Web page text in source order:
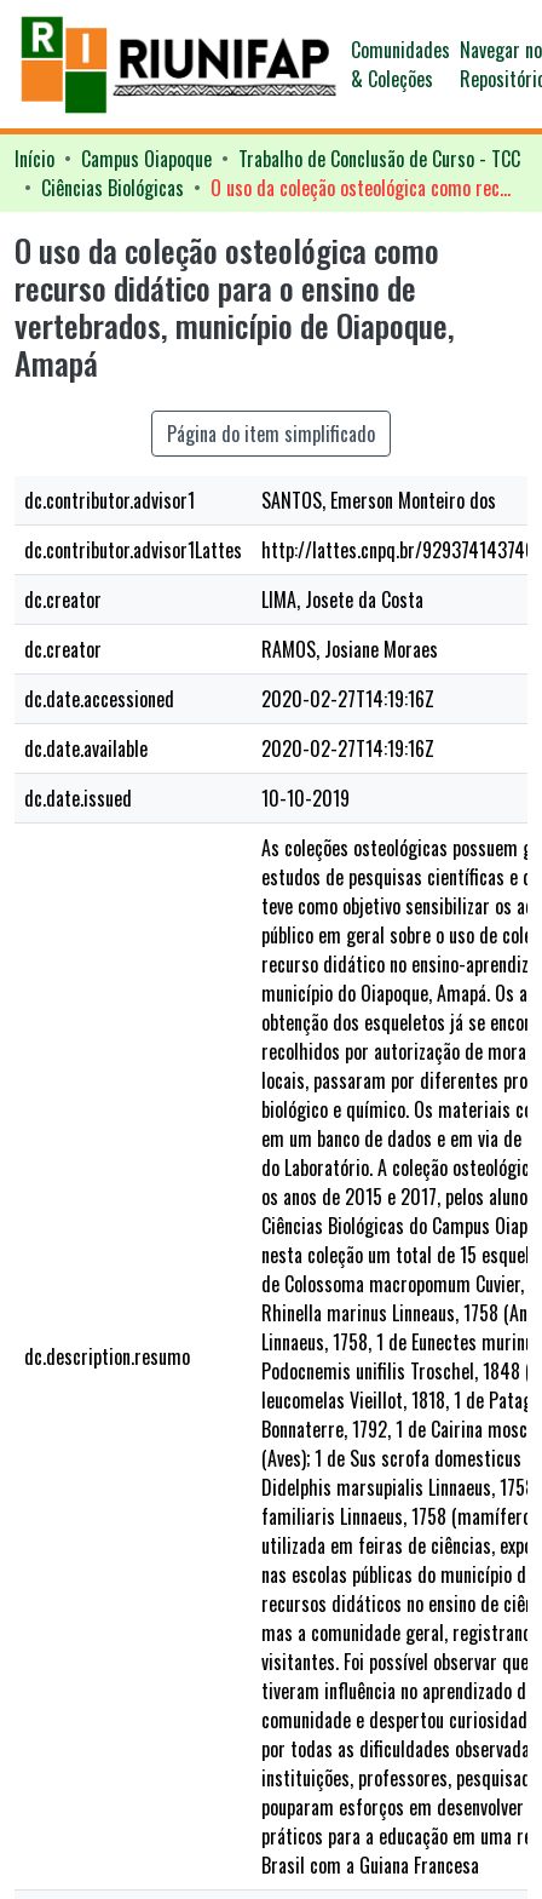
Comunidades
& Coleções
Navegar no
Início Campus Oiapoque
Trabalho de Conclusão de Curso - TCC
Ciências Biológicas
O uso da coleção osteológica como recurso didático para o ensino de vertebrados, município de Oiapoque, Amapá
O uso da coleção osteológica como
recurso didático para o ensino de
vertebrados, município de Oiapoque,
Amapá
Página do item simplificado
dc.contributor.advisor1
SANTOS, Emerson Monteiro dos
dc.contributor.advisor1Lattes
http://lattes.cnpq.br/
dc.creator
LIMA, Josete da Costa
dc.creator
RAMOS, Josiane Moraes
dc.date.accessioned
2020-02-27T14:19:16Z
dc.date.available
2020-02-27T14:19:16Z
dc.date.issued
10-10-2019
dc.description.resumo
As coleções osteológicas possuem
estudos de pesquisas científicas e
teve como objetivo sensibilizar os
público em geral sobre o uso de
recurso didático no ensino-
município do Oiapoque, Amapá. Os
obtenção dos esqueletos já se
recolhidos por autorização de
locais, passaram por diferentes
biológico e químico. Os materiais
em um banco de dados e em via de
do Laboratório. A coleção
os anos de 2015 e 2017, pelos
Ciências Biológicas do Campus
nesta coleção um total de 15
de Colossoma macropomum Cuvier,
Rhinella marinus Linneaus, 1758
Linnaeus, 1758, 1 de Eunectes
Podocnemis unifilis Troschel, 1848
leucomelas Vieillot, 1818, 1 de
Bonnaterre, 1792, 1 de Cairina
(Aves); 1 de Sus scrofa domesticus
Didelphis marsupialis Linnaeus,
familiaris Linnaeus, 1758
utilizada em feiras de ciências,
nas escolas públicas do município de
recursos didáticos no ensino de
mas a comunidade geral,
visitantes. Foi possível observar que
tiveram influência no aprendizado
comunidade e despertou
por todas as dificuldades
instituições, professores,
pouparam esforços em desenvolver
práticos para a educação em uma
Brasil com a Guiana Francesa